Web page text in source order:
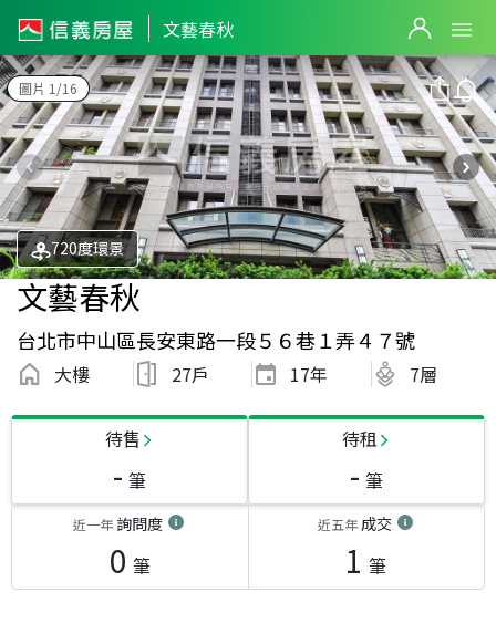
文藝春秋
圖片 1/16
720度環景
文藝春秋
台北市中山區長安東路一段５６巷１弄４７號
大樓 27戶 17年 7層
待售
- 筆
待租
- 筆
近一年詢問度
0 筆
近五年成交
1 筆